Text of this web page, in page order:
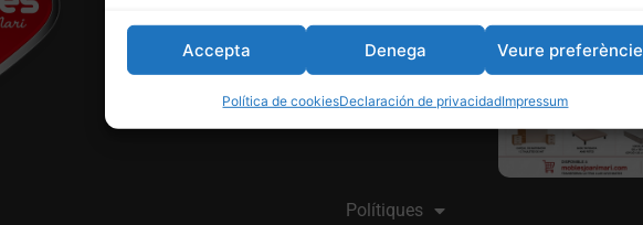
Accepta Denega Veure
Política de cookiesDeclaración de privacidadImpressum
Polítiques